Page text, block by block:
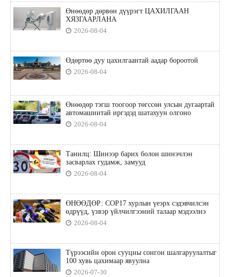
Өнөөдөр дөрвөн дүүрэгт ЦАХИЛГААН
ХЯЗГААРЛАНА
2026-08-04
Өдөртөө дуу цахилгаантай аадар бороотой
2026-08-04
Өнөөдөр тэгш тоогоор төгссөн улсын дугаартай
автомашинтай иргэдэд шатахуун олгоно
2026-08-04
Танилц: Шинээр барих болон шинэчлэн
засварлах гудамж, замууд
2026-08-04
ӨНӨӨДӨР: COP17 хурлын үеэрх сэдэвчилсэн
өдрүүд, үзвэр үйлчилгээний талаар мэдээлнэ
2026-08-04
Түрээсийн орон сууцны сонгон шалгаруулалтыг
100 хувь цахимаар явуулна
2026-07-30